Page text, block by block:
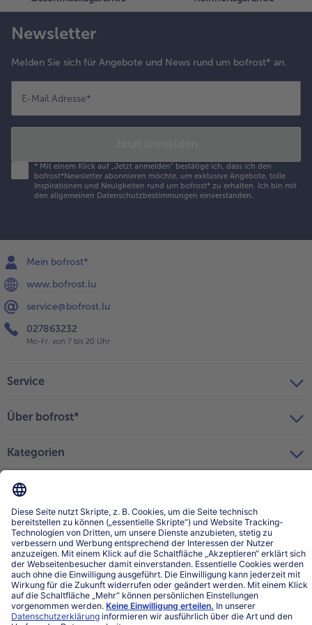
Newsletter
Melden Sie sich für Angebote und News rund um bofrost* an.
E-Mail Adresse*
* Mit einem Klick auf „Jetzt anmelden" bestätige ich, dass ich den
bofrost*Newsletter abonnieren möchte, um exklusive Angebote, tolle
Inspirationen und Neuigkeiten rund um bofrost* zu erhalten. Ich bin mit
den allgemeinen Datenschutzbestimmungen einverstanden.
Mein bofrost*
www.bofrost.lu
service@bofrost.lu
027863232
Mo-Fr. von 7 bis 20 Uhr
Service
Über bofrost*
Kategorien